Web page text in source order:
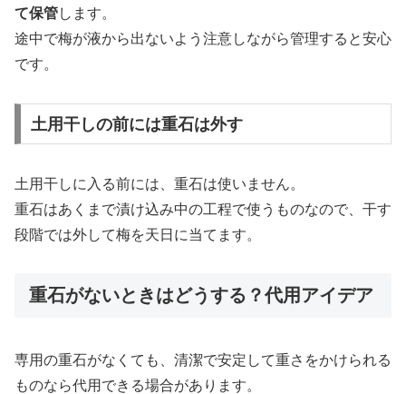
て保管します。
途中で梅が液から出ないよう注意しながら管理すると安心
です。
土用干しの前には重石は外す
土用干しに入る前には、重石は使いません。
重石はあくまで漬け込み中の工程で使うものなので、干す
段階では外して梅を天日に当てます。
重石がないときはどうする？代用アイデア
専用の重石がなくても、清潔で安定して重さをかけられる
ものなら代用できる場合があります。